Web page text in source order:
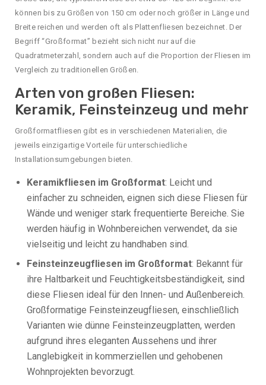
können bis zu Größen von 150 cm oder noch größer in Länge und
Breite reichen und werden oft als Plattenfliesen bezeichnet. Der
Begriff “Großformat” bezieht sich nicht nur auf die
Quadratmeterzahl, sondern auch auf die Proportion der Fliesen im
Vergleich zu traditionellen Größen.
Arten von großen Fliesen:
Keramik, Feinsteinzeug und mehr
Großformatfliesen gibt es in verschiedenen Materialien, die
jeweils einzigartige Vorteile für unterschiedliche
Installationsumgebungen bieten.
Keramikfliesen im Großformat: Leicht und
einfacher zu schneiden, eignen sich diese Fliesen für
Wände und weniger stark frequentierte Bereiche. Sie
werden häufig in Wohnbereichen verwendet, da sie
vielseitig und leicht zu handhaben sind.
Feinsteinzeugfliesen im Großformat: Bekannt für
ihre Haltbarkeit und Feuchtigkeitsbeständigkeit, sind
diese Fliesen ideal für den Innen- und Außenbereich.
Großformatige Feinsteinzeugfliesen, einschließlich
Varianten wie dünne Feinsteinzeugplatten, werden
aufgrund ihres eleganten Aussehens und ihrer
Langlebigkeit in kommerziellen und gehobenen
Wohnprojekten bevorzugt.